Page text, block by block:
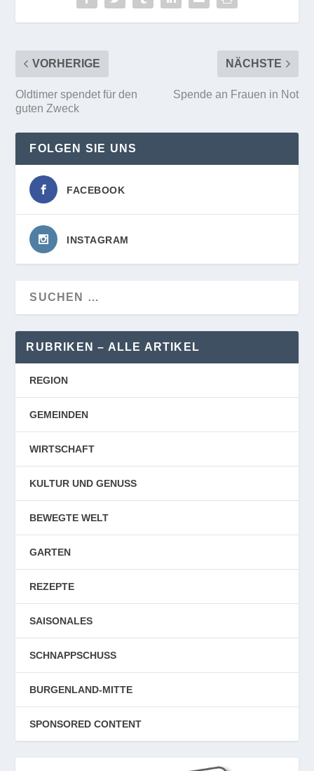
VORHERIGE
Oldtimer spendet für den
guten Zweck
NÄCHSTE
Spende an Frauen in Not
FOLGEN SIE UNS
FACEBOOK
INSTAGRAM
RUBRIKEN – ALLE ARTIKEL
REGION
GEMEINDEN
WIRTSCHAFT
KULTUR UND GENUSS
BEWEGTE WELT
GARTEN
REZEPTE
SAISONALES
SCHNAPPSCHUSS
BURGENLAND-MITTE
SPONSORED CONTENT